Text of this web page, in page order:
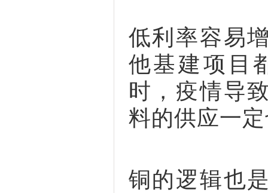
低利率容易
他基建项目
时，疫情导
料的供应一
铜的逻辑也